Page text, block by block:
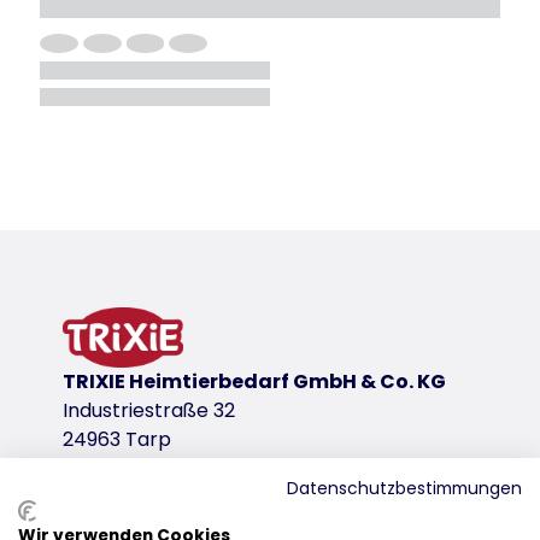
TRIXIE Heimtierbedarf GmbH & Co. KG
Industriestraße 32
24963 Tarp
Datenschutzbestimmungen